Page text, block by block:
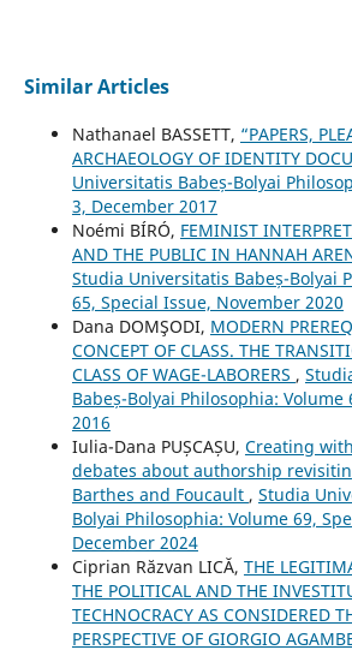
Similar Articles
Nathanael BASSETT, “PAPERS,
ARCHAEOLOGY OF IDENTITY
Universitatis Babeș-Bolyai
3, December 2017
Noémi BÍRÓ, FEMINIST
AND THE PUBLIC IN HANNAH
Studia Universitatis Babeș-Bolyai
65, Special Issue, November 2020
Dana DOMŞODI, MODERN
CONCEPT OF CLASS. THE
CLASS OF WAGE-LABORERS ,
Babeș-Bolyai Philosophia: Volume
2016
Iulia-Dana PUȘCAȘU, Creating
debates about authorship
Barthes and Foucault , Studia
Bolyai Philosophia: Volume 69,
December 2024
Ciprian Răzvan LICĂ, THE
THE POLITICAL AND THE
TECHNOCRACY AS CONSIDERED
PERSPECTIVE OF GIORGIO